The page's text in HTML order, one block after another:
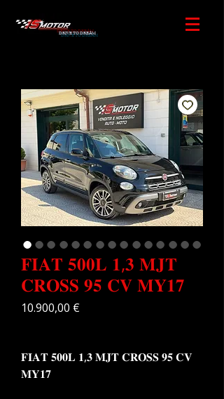
DRIVE TO DREAM
𝐅𝐈𝐀𝐓 𝟓𝟎𝟎𝐋 𝟏,𝟑 𝐌𝐉𝐓
𝐂𝐑𝐎𝐒𝐒 𝟗𝟓 𝐂𝐕 𝐌𝐘𝟏𝟕
10.900,00 €Prezzo
𝐅𝐈𝐀𝐓 𝟓𝟎𝟎𝐋 𝟏,𝟑 𝐌𝐉𝐓 𝐂𝐑𝐎𝐒𝐒 𝟗𝟓 𝐂𝐕
𝐌𝐘𝟏𝟕